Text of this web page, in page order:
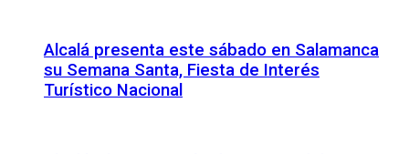
Alcalá presenta este sábado en Salamanca
su Semana Santa, Fiesta de Interés
Turístico Nacional